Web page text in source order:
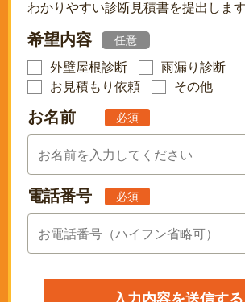
わかりやすい診断見積書を提出します
希望内容 任意
外壁屋根診断
雨漏り診断
お見積もり依頼
その他
お名前 必須
電話番号 必須